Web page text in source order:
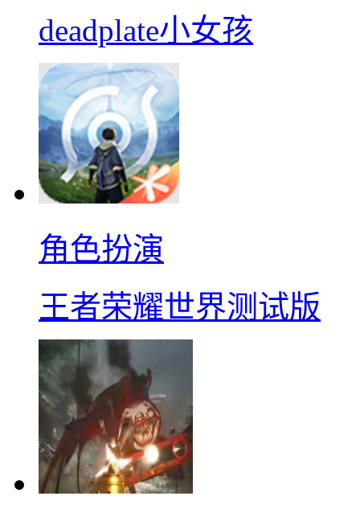
deadplate小女孩
角色扮演
王者荣耀世界测试版